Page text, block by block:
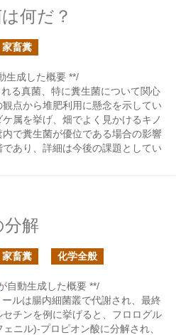
何だ？
家畜糞
生成した概要 **/
る真菌、特に糞生菌について関心
点から堆肥利用に懸念を示してい
属を挙げ、畑でよく見かけるキノ
で糞生菌が優位である場合の影響
あり、詳細は今後の課題としてい
分解
家畜糞 化学全般
自動生成した概要 **/
ルは腸内細菌叢で代謝され、最終
チンを例に挙げると、フロログル
ニル)-プロピオン酸に分解され、